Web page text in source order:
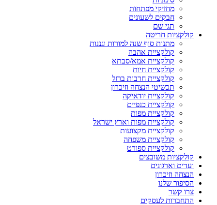
מחזיקי מפתחות
חבקים לשעונים
תגי שם
קולקציות חריטה
מתנות סוף שנה למורות וגננות
קולקציית אהבה
קולקציית אמא/סבתא
קולקציית חיות
קולקציית חרבות ברזל
תכשיטי הנצחה וזיכרון
קולקציית יודאיקה
קולקציית כנפיים
קולקציית מפות
קולקציית מפות וארץ ישראל
קולקציית מקצועות
קולקציית משפחה
קולקציית ספורט
קולקציות משובצים
ועדים וארגונים
הנצחה וזיכרון
הסיפור שלנו
צרו קשר
התחברות לעסקים